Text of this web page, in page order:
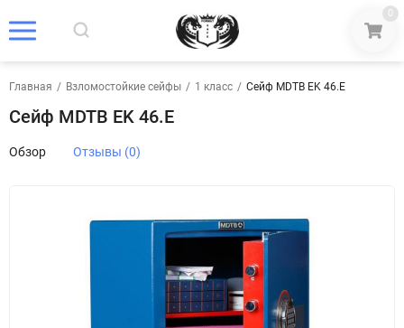
0
Главная / Взломостойкие сейфы / 1 класс / Сейф MDTB EK 46.E
Сейф MDTB EK 46.E
Обзор Отзывы (0)